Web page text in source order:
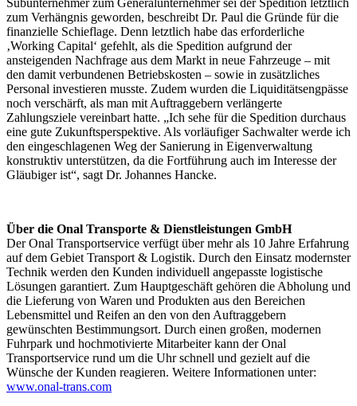
Subunternehmer zum Generalunternehmer sei der Spedition letztlich
zum Verhängnis geworden, beschreibt Dr. Paul die Gründe für die
finanzielle Schieflage. Denn letztlich habe das erforderliche
‚Working Capital‘ gefehlt, als die Spedition aufgrund der
ansteigenden Nachfrage aus dem Markt in neue Fahrzeuge – mit
den damit verbundenen Betriebskosten – sowie in zusätzliches
Personal investieren musste. Zudem wurden die Liquiditätsengpässe
noch verschärft, als man mit Auftraggebern verlängerte
Zahlungsziele vereinbart hatte. „Ich sehe für die Spedition durchaus
eine gute Zukunftsperspektive. Als vorläufiger Sachwalter werde ich
den eingeschlagenen Weg der Sanierung in Eigenverwaltung
konstruktiv unterstützen, da die Fortführung auch im Interesse der
Gläubiger ist“, sagt Dr. Johannes Hancke.
Über die Onal Transporte & Dienstleistungen GmbH
Der Onal Transportservice verfügt über mehr als 10 Jahre Erfahrung
auf dem Gebiet Transport & Logistik. Durch den Einsatz modernster
Technik werden den Kunden individuell angepasste logistische
Lösungen garantiert. Zum Hauptgeschäft gehören die Abholung und
die Lieferung von Waren und Produkten aus den Bereichen
Lebensmittel und Reifen an den von den Auftraggebern
gewünschten Bestimmungsort. Durch einen großen, modernen
Fuhrpark und hochmotivierte Mitarbeiter kann der Onal
Transportservice rund um die Uhr schnell und gezielt auf die
Wünsche der Kunden reagieren. Weitere Informationen unter:
www.onal-trans.com